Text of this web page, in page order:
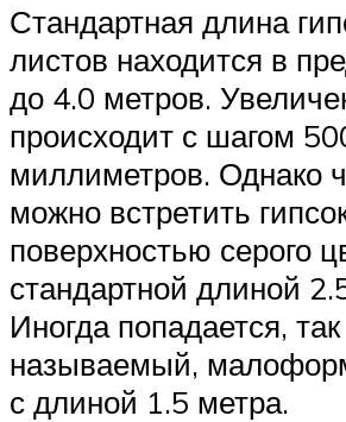
Стандартная длина
листов находится в
до 4.0 метров.
происходит с шагом
миллиметров. Однако
можно встретить
поверхностью серого
стандартной длиной
Иногда попадается, так
называемый,
с длиной 1.5 метра.